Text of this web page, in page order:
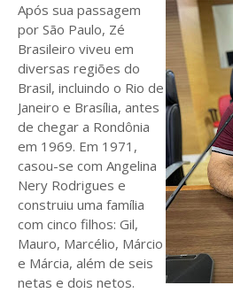
Após sua passagem
por São Paulo, Zé
Brasileiro viveu em
diversas regiões do
Brasil, incluindo o Rio de
Janeiro e Brasília, antes
de chegar a Rondônia
em 1969. Em 1971,
casou-se com Angelina
Nery Rodrigues e
construiu uma família
com cinco filhos: Gil,
Mauro, Marcélio, Márcio
e Márcia, além de seis
netas e dois netos.